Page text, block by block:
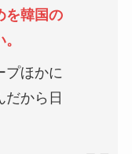
を韓国の
プほかに
だから日